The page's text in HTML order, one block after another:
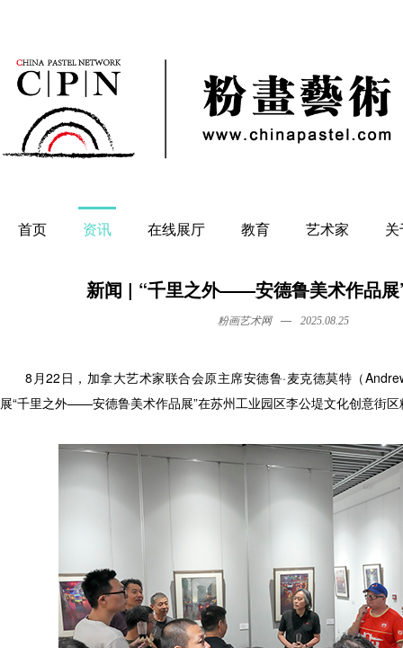
首页 资讯 在线展厅 教育 艺术家
新闻 | “千里之外——安德鲁美术作品展
粉画艺术网 — 2025.08.25
8月22日，加拿大艺术家联合会原主席安德鲁·麦克德莫特（
展“千里之外——安德鲁美术作品展”在苏州工业园区李公堤文化创意街